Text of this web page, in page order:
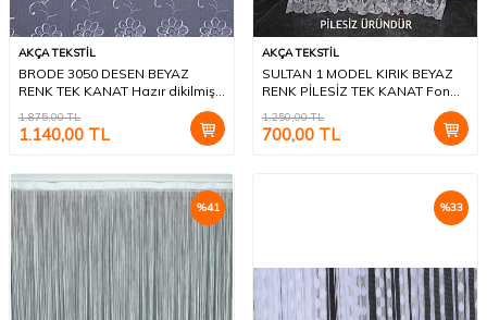
AKÇA TEKSTİL
BRODE 3050 DESEN BEYAZ
RENK TEK KANAT Hazır dikilmiş
1.875,00TL
1.140,00 TL
AKÇA TEKSTİL
SULTAN 1 MODEL KIRIK BEYAZ
RENK PİLESİZ TEK KANAT Fon
1.250,00TL
700,00 TL
%41 %33